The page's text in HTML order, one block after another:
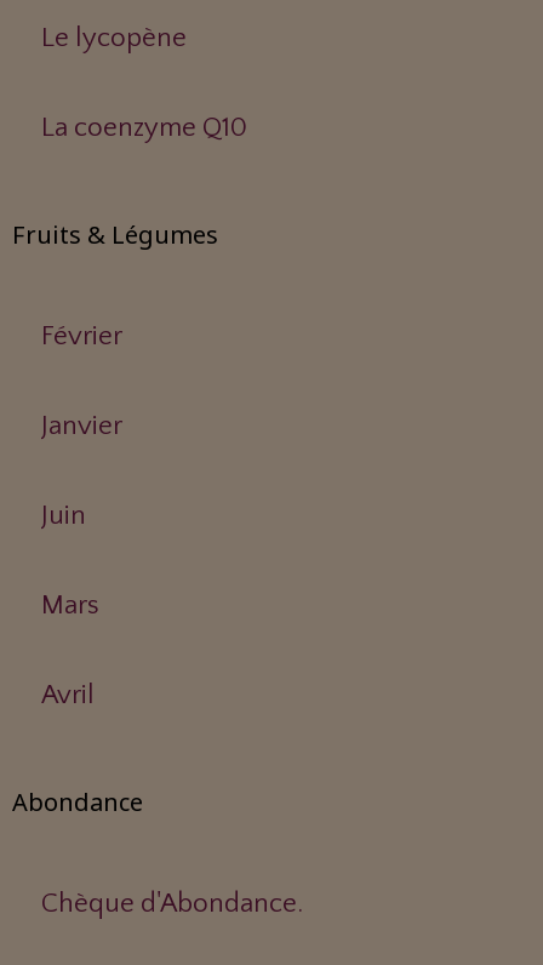
Le lycopène
La coenzyme Q10
Fruits & Légumes
Février
Janvier
Juin
Mars
Avril
Abondance
Chèque d'Abondance.